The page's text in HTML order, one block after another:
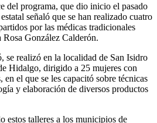
del programa, que dio inicio el pasado
señaló que se han realizado cuatro
por las médicas tradicionales
González Calderón.
se realizó en la localidad de San Isidro
Hidalgo, dirigido a 25 mujeres con
el que se les capacitó sobre técnicas
y elaboración de diversos productos
estos talleres a los municipios de